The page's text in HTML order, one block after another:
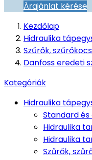
Árajánlat kérése
Kezdőlap
Hidraulika
Szűrők,
Danfoss eredeti
Kategóriák
Hidraulika
Standard
Hidraulika
Hidraulika
Szűrők,